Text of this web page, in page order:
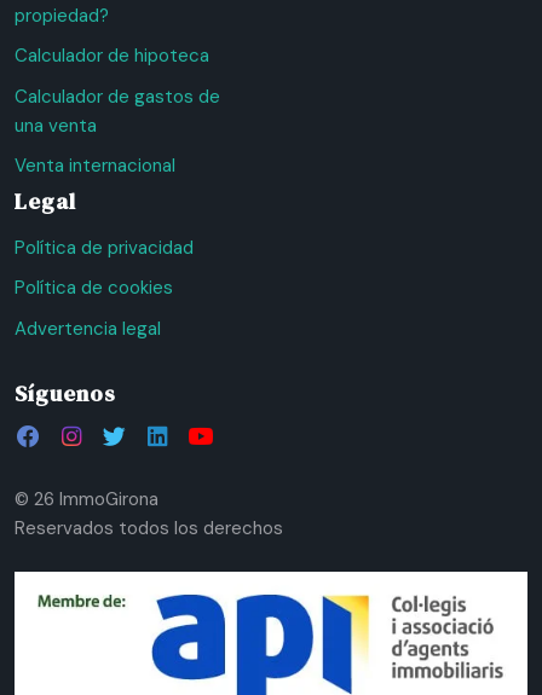
propiedad?
Calculador de hipoteca
Calculador de gastos de
una venta
Venta internacional
Legal
Política de privacidad
Política de cookies
Advertencia legal
Síguenos
© 26 ImmoGirona
Reservados todos los derechos